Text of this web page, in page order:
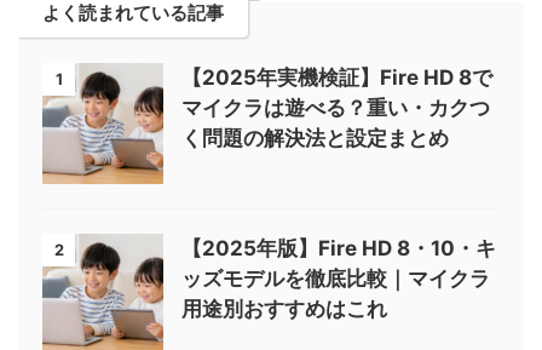
よく読まれている記事
1
【2025年実機検証】Fire HD 8で
マイクラは遊べる？重い・カクつ
く問題の解決法と設定まとめ
2
【2025年版】Fire HD 8・10・キ
ッズモデルを徹底比較｜マイクラ
用途別おすすめはこれ